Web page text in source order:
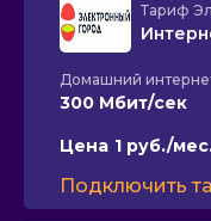
Тариф
Домашний
300 Мбит/сек
Цена 1 руб./
Подключить